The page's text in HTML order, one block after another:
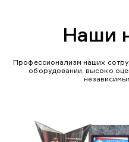
Наши
Профессионализм наших
оборудовании, высоко